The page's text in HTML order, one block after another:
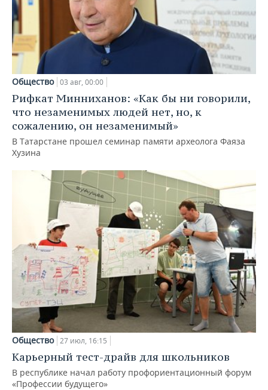
Общество 03 авг, 00:00
Рифкат Минниханов: «Как бы ни говорили,
что незаменимых людей нет, но, к
сожалению, он незаменимый»
В Татарстане прошел семинар памяти археолога Фаяза
Хузина
Общество 27 июл, 16:15
Карьерный тест-драйв для школьников
В республике начал работу профориентационный форум
«Профессии будущего»